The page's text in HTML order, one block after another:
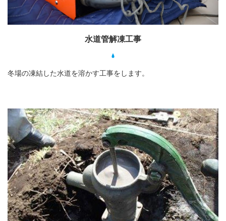
水道管解凍工事
冬場の凍結した水道を溶かす工事をします。